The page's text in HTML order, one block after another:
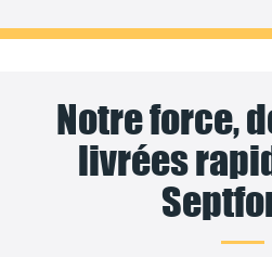
Notre force,
livrées